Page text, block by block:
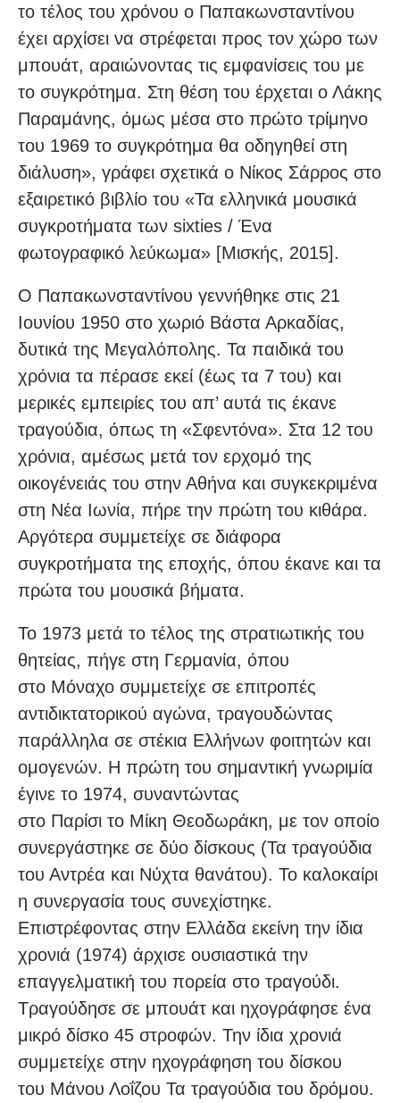
το τέλος του χρόνου ο Παπακωνσταντίνου
έχει αρχίσει να στρέφεται προς τον χώρο των
μπουάτ, αραιώνοντας τις εμφανίσεις του με
το συγκρότημα. Στη θέση του έρχεται ο Λάκης
Παραμάνης, όμως μέσα στο πρώτο τρίμηνο
του 1969 το συγκρότημα θα οδηγηθεί στη
διάλυση», γράφει σχετικά ο Νίκος Σάρρος στο
εξαιρετικό βιβλίο του «Τα ελληνικά μουσικά
συγκροτήματα των sixties / Ένα
φωτογραφικό λεύκωμα» [Μισκής, 2015].
Ο Παπακωνσταντίνου γεννήθηκε στις 21
Ιουνίου 1950 στο χωριό Βάστα Αρκαδίας,
δυτικά της Μεγαλόπολης. Τα παιδικά του
χρόνια τα πέρασε εκεί (έως τα 7 του) και
μερικές εμπειρίες του απ’ αυτά τις έκανε
τραγούδια, όπως τη «Σφεντόνα». Στα 12 του
χρόνια, αμέσως μετά τον ερχομό της
οικογένειάς του στην Αθήνα και συγκεκριμένα
στη Νέα Ιωνία, πήρε την πρώτη του κιθάρα.
Αργότερα συμμετείχε σε διάφορα
συγκροτήματα της εποχής, όπου έκανε και τα
πρώτα του μουσικά βήματα.
Το 1973 μετά το τέλος της στρατιωτικής του
θητείας, πήγε στη Γερμανία, όπου
στο Μόναχο συμμετείχε σε επιτροπές
αντιδικτατορικού αγώνα, τραγουδώντας
παράλληλα σε στέκια Ελλήνων φοιτητών και
ομογενών. Η πρώτη του σημαντική γνωριμία
έγινε το 1974, συναντώντας
στο Παρίσι το Μίκη Θεοδωράκη, με τον οποίο
συνεργάστηκε σε δύο δίσκους (Τα τραγούδια
του Αντρέα και Νύχτα θανάτου). Το καλοκαίρι
η συνεργασία τους συνεχίστηκε.
Επιστρέφοντας στην Ελλάδα εκείνη την ίδια
χρονιά (1974) άρχισε ουσιαστικά την
επαγγελματική του πορεία στο τραγούδι.
Τραγούδησε σε μπουάτ και ηχογράφησε ένα
μικρό δίσκο 45 στροφών. Την ίδια χρονιά
συμμετείχε στην ηχογράφηση του δίσκου
του Μάνου Λοΐζου Τα τραγούδια του δρόμου.